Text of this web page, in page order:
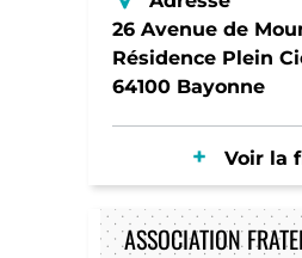
26 Avenue de
Résidence Plein
64100 Bayonne
Voir la
ASSOCIATION